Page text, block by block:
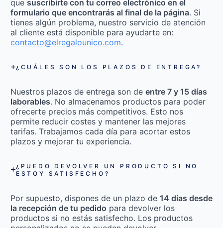
que suscribirte con tu correo electrónico en el
formulario que encontrarás al final de la página. Si
tienes algún problema, nuestro servicio de atención
al cliente está disponible para ayudarte en:
contacto@elregalounico.com.
¿CUÁLES SON LOS PLAZOS DE ENTREGA?
Nuestros plazos de entrega son de entre 7 y 15 días
laborables. No almacenamos productos para poder
ofrecerte precios más competitivos. Esto nos
permite reducir costes y mantener las mejores
tarifas. Trabajamos cada día para acortar estos
plazos y mejorar tu experiencia.
¿PUEDO DEVOLVER UN PRODUCTO SI NO
ESTOY SATISFECHO?
Por supuesto, dispones de un plazo de 14 días desde
la recepción de tu pedido para devolver los
productos si no estás satisfecho. Los productos